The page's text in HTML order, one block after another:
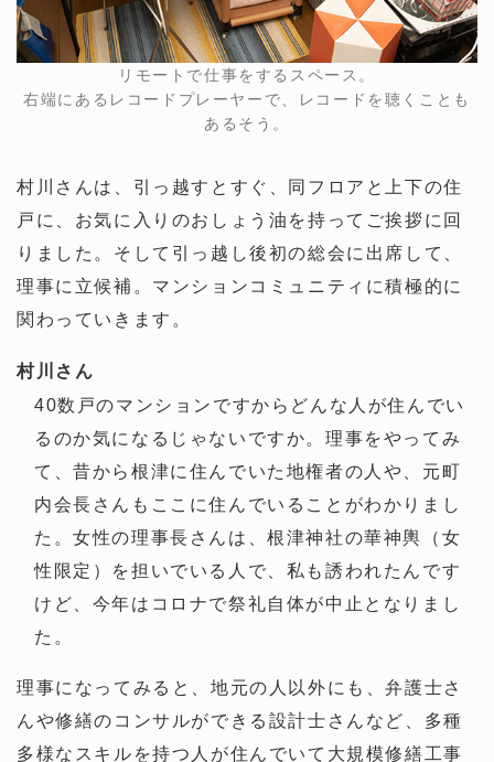
リモートで仕事をするスペース。
右端にあるレコードプレーヤーで、レコードを聴くことも
あるそう。
村川さんは、引っ越すとすぐ、同フロアと上下の住
戸に、お気に入りのおしょう油を持ってご挨拶に回
りました。そして引っ越し後初の総会に出席して、
理事に立候補。マンションコミュニティに積極的に
関わっていきます。
村川さん
40数戸のマンションですからどんな人が住んでい
るのか気になるじゃないですか。理事をやってみ
て、昔から根津に住んでいた地権者の人や、元町
内会長さんもここに住んでいることがわかりまし
た。女性の理事長さんは、根津神社の華神輿（女
性限定）を担いでいる人で、私も誘われたんです
けど、今年はコロナで祭礼自体が中止となりまし
た。
理事になってみると、地元の人以外にも、弁護士さ
んや修繕のコンサルができる設計士さんなど、多種
多様なスキルを持つ人が住んでいて大規模修繕工事